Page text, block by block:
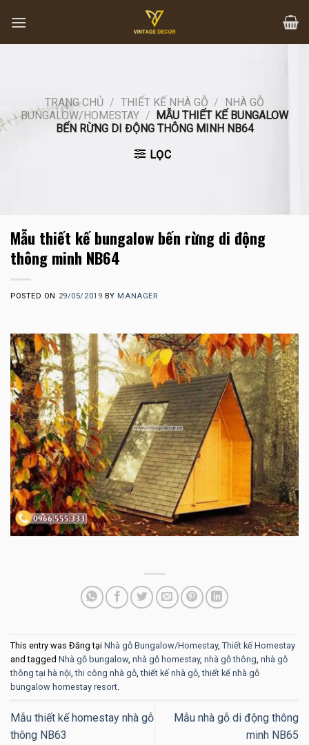
content
TRANG CHỦ / THIẾT KẾ NHÀ GỖ / NHÀ GỖ
BUNGALOW/HOMESTAY /
MẪU THIẾT KẾ BUNGALOW
BẾN RỪNG DI ĐỘNG THÔNG MINH NB64
LỌC
Mẫu thiết kế bungalow bến rừng di động
thông minh NB64
POSTED ON 29/05/2019 BY MANAGER
This entry was Đăng tại Nhà gỗ Bungalow/Homestay, Thiết kế Homestay
and tagged Nhà gỗ bungalow, nhà gỗ homestay, nhà gỗ thông, nhà gỗ
thông tại hà nội,thi công nhà gỗ,thiết kế nhà gỗ,thiết kế nhà gỗ
bungalow homestay resort.
Mẫu thiết kế homestay nhà gỗ
thông NB63
Mẫu nhà gỗ di động thông
minh NB65